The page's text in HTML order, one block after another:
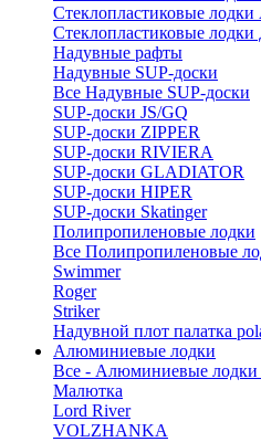
Стеклопластиковые лодки
Стеклопластиковые лодки
Надувные рафты
Надувные SUP-доски
Все Надувные SUP-доски
SUP-доски JS/GQ
SUP-доски ZIPPER
SUP-доски RIVIERA
SUP-доски GLADIATOR
SUP-доски HIPER
SUP-доски Skatinger
Полипропиленовые лодки
Все Полипропиленовые
Swimmer
Roger
Striker
Надувной плот палатка
Алюминиевые лодки
Все - Алюминиевые лодки
Малютка
Lord River
VOLZHANKA